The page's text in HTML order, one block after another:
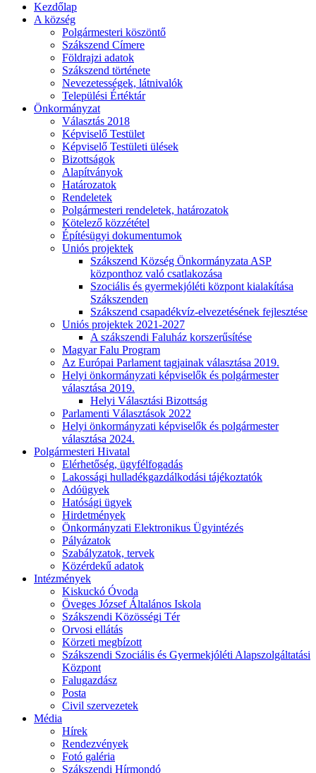
Kezdőlap
A község
Polgármesteri köszöntő
Szákszend Címere
Földrajzi adatok
Szákszend története
Nevezetességek, látnivalók
Települési Értéktár
Önkormányzat
Választás 2018
Képviselő Testület
Képviselő Testületi ülések
Bizottságok
Alapítványok
Határozatok
Rendeletek
Polgármesteri rendeletek, határozatok
Kötelező közzététel
Építésügyi dokumentumok
Uniós projektek
Szákszend Község Önkormányzata ASP
központhoz való csatlakozása
Szociális és gyermekjóléti központ kialakítása
Szákszenden
Szákszend csapadékvíz-elvezetésének fejlesztése
Uniós projektek 2021-2027
A szákszendi Faluház korszerűsítése
Magyar Falu Program
Az Európai Parlament tagjainak választása 2019.
Helyi önkormányzati képviselők és polgármester
választása 2019.
Helyi Választási Bizottság
Parlamenti Választások 2022
Helyi önkormányzati képviselők és polgármester
választása 2024.
Polgármesteri Hivatal
Elérhetőség, ügyfélfogadás
Lakossági hulladékgazdálkodási tájékoztatók
Adóügyek
Hatósági ügyek
Hirdetmények
Önkormányzati Elektronikus Ügyintézés
Pályázatok
Szabályzatok, tervek
Közérdekű adatok
Intézmények
Kiskuckó Óvoda
Öveges József Általános Iskola
Szákszendi Közösségi Tér
Orvosi ellátás
Körzeti megbízott
Szákszendi Szociális és Gyermekjóléti Alapszolgáltatási
Központ
Falugazdász
Posta
Civil szervezetek
Média
Hírek
Rendezvények
Fotó galéria
Szákszendi Hírmondó